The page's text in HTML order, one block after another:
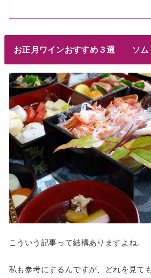
お正月ワインおすすめ３選 ソム
こういう記事って結構ありますよね。
私も参考にするんですが、どれを見て